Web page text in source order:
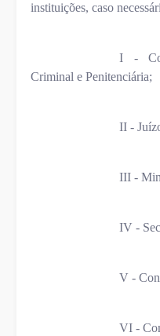
instituições, caso
I -
Criminal e Penitenciária;
II -
III -
IV -
V -
VI -